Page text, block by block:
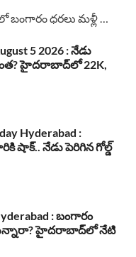
ధరలు మళ్లీ …
5 2026 : నేడు
హైదరాబాద్‌లో 22K,
Hyderabad :
షాక్.. నేడు పెరిగిన గోల్డ్
: బంగారం
హైదరాబాద్‌లో నేటి